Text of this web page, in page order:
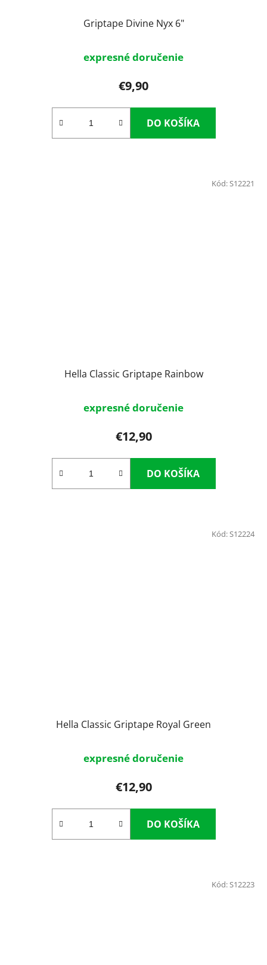
Griptape Divine Nyx 6"
expresné doručenie
€9,90
DO KOŠÍKA
Hella Classic Griptape Rainbow
expresné doručenie
€12,90
DO KOŠÍKA
Kód:S12221
Hella Classic Griptape Royal Green
expresné doručenie
€12,90
DO KOŠÍKA
Kód:S12224
Kód:S12223